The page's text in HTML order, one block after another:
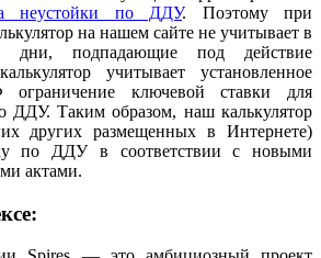
неустойки по ДДУ. Поэтому при
на нашем сайте не учитывает в
дни, подпадающие под действие
учитывает установленное
ограничение ключевой ставки для
ДДУ. Таким образом, наш калькулятор
других размещенных в Интернете)
по ДДУ в соответствии с новыми
актами.